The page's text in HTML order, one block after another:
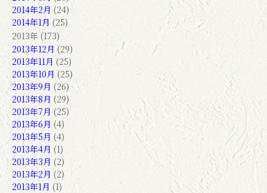
2014年2月 (24)
2014年1月 (25)
2013年 (173)
2013年12月 (29)
2013年11月 (25)
2013年10月 (25)
2013年9月 (26)
2013年8月 (29)
2013年7月 (25)
2013年6月 (4)
2013年5月 (4)
2013年4月 (1)
2013年3月 (2)
2013年2月 (2)
2013年1月 (1)